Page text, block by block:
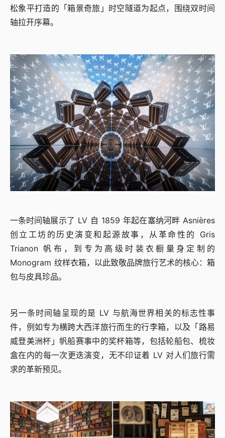
松象平打造的「箱景奇旅」时空隧道为起点，围绕双时间
轴拉开序幕。
一条时间轴展示了 LV 自 1859 年起在塞纳河畔 Asnières
创立工坊的历史演变和起源故事，从革命性的 Gris
Trianon 帆布，到专为高级时装衣橱量身定制的
Monogram 纹样衣箱，以此致敬品牌旅行艺术的核心：箱
包与皮具珍品。
另一条时间轴呈现的是 LV 与航海世界相关的标志性事
件，例如专为横跨大西洋旅行而生的行李箱，以及「路易
威登美洲杯」帆船赛事中的奖杯箱等，包括轮船包、梳妆
盒在内的每一次更迭演变，无不印证着 LV 对人们旅行需
求的革新预见。